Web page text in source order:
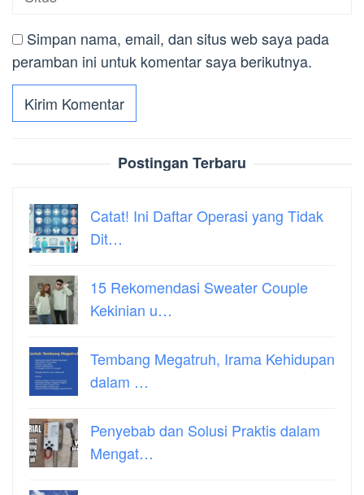
Simpan nama, email, dan situs web saya pada
peramban ini untuk komentar saya berikutnya.
Postingan Terbaru
Catat! Ini Daftar Operasi yang Tidak
Dit…
15 Rekomendasi Sweater Couple
Kekinian u…
Tembang Megatruh, Irama Kehidupan
dalam …
Penyebab dan Solusi Praktis dalam
Mengat…